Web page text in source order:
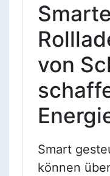
Smarte
von
Smart
können